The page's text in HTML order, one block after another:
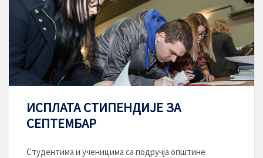
ИСПЛАТА СТИПЕНДИЈE ЗА
СЕПТЕМБАР
Студентима и ученицима са подручја општине